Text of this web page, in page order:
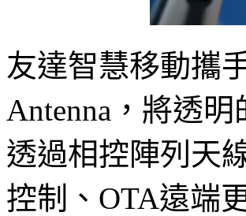
友達智慧移動攜
Antenna，將透
透過相控陣列天
控制、OTA遠端